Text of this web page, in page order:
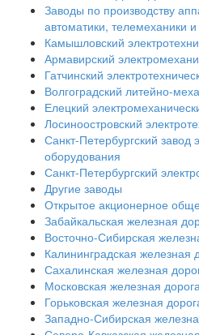
Заводы по производству
автоматики, телемеханики и
Камышловский
Армавирский
Гатчинский
Волгоградский литейно-
Елецкий
Лосиноостровский
Санкт-Петербургский завод
оборудования
Санкт-Петербургский
Другие заводы
Открытое акционерное
Забайкальская железная
Восточно-Сибирская
Калининградская железная
Сахалинская железная
Московская железная
Горьковская железная
Западно-Сибирская